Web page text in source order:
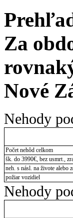
Za
Nové
Nehody
Počet nehôd celkom
šk. do 3990€, bez usmrt.,
neh. s násl. na živote alebo
požiar vozidiel
Nehody